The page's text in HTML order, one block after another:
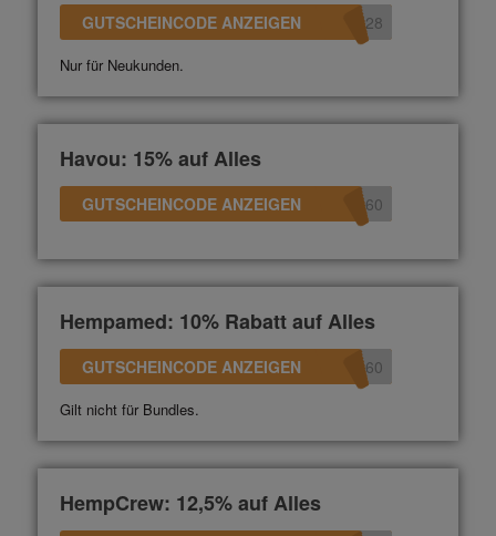
GUTSCHEINCODE ANZEIGEN 528
Nur für Neukunden.
Havou: 15% auf Alles
GUTSCHEINCODE ANZEIGEN 360
Hempamed: 10% Rabatt auf Alles
GUTSCHEINCODE ANZEIGEN 360
Gilt nicht für Bundles.
HempCrew: 12,5% auf Alles